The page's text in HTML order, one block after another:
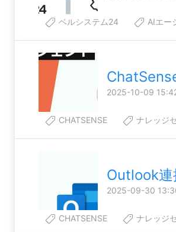
ベルシステム24 AIエー
2025-10-09
CHATSENSE ナレッジ
Outlook連
2025-09-30
CHATSENSE ナレッジ